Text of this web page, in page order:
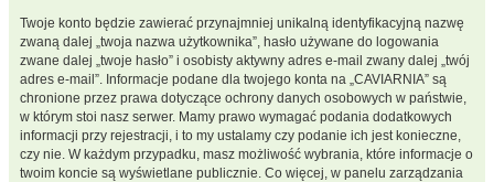
Twoje konto będzie zawierać przynajmniej unikalną identyfikacyjną nazwę
zwaną dalej „twoja nazwa użytkownika”, hasło używane do logowania
zwane dalej „twoje hasło” i osobisty aktywny adres e-mail zwany dalej „twój
adres e-mail”. Informacje podane dla twojego konta na „CAVIARNIA” są
chronione przez prawa dotyczące ochrony danych osobowych w państwie,
w którym stoi nasz serwer. Mamy prawo wymagać podania dodatkowych
informacji przy rejestracji, i to my ustalamy czy podanie ich jest konieczne,
czy nie. W każdym przypadku, masz możliwość wybrania, które informacje o
twoim koncie są wyświetlane publicznie. Co więcej, w panelu zarządzania